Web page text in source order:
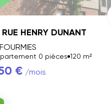
RUE HENRY DUNANT
FOURMIES
0 pièces 120 m²
€ /mois